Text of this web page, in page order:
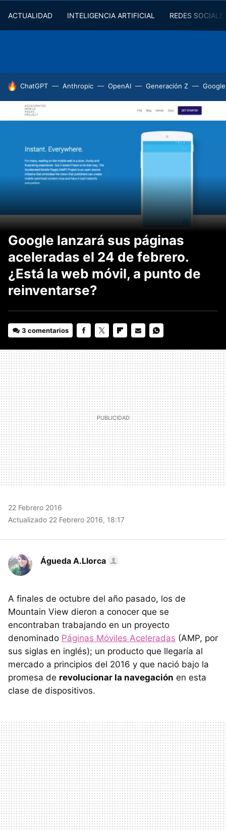
ACTUALIDAD INTELIGENCIA ARTIFICIAL REDES
HOY SE HABLA DE
ChatGPT Anthropic OpenAI Generación Z
Google lanzará sus páginas
aceleradas el 24 de febrero.
¿Está la web móvil, a punto de
reinventarse?
3 comentarios
MAIL
22 Febrero 2016
Actualizado 22 Febrero 2016, 18:17
Águeda A.Llorca
A finales de octubre del año pasado, los de
Mountain View dieron a conocer que se
encontraban trabajando en un proyecto
denominado Páginas Móviles Aceleradas (AMP, por
sus siglas en inglés); un producto que llegaría al
mercado a principios del 2016 y que nació bajo la
promesa de revolucionar la navegación en esta
clase de dispositivos.